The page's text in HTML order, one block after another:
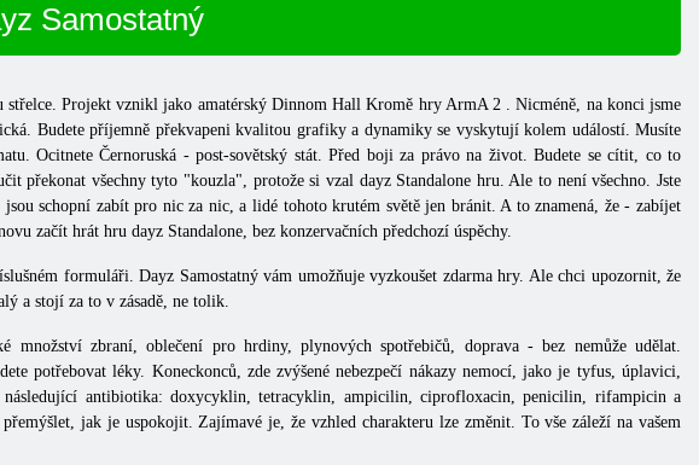
Samostatný
střelce. Projekt vznikl jako amatérský Dinnom Hall Kromě hry ArmA 2 . Nicméně, na konci jsme
Budete příjemně překvapeni kvalitou grafiky a dynamiky se vyskytují kolem událostí. Musíte
OcitneteČernoruská - post-sovětský stát. Před boji za právo na život. Budete se cítit, co to
překonat všechny tyto "kouzla", protože si vzal dayz Standalone hru. Ale to není všechno. Jste
schopní zabít pro nic za nic, a lidé tohoto krutém světě jen bránit. A to znamená, že - zabíjet
začít hrát hru dayz Standalone, bez konzervačních předchozí úspěchy.
formuláři. Dayz Samostatný vám umožňuje vyzkoušet zdarma hry. Ale chci upozornit, že
a stojí za to v zásadě, ne tolik.
množství zbraní, oblečení pro hrdiny, plynových spotřebičů, doprava - bez nemůže udělat.
potřebovat léky. Koneckonců, zde zvýšené nebezpečí nákazy nemocí, jako je tyfus, úplavici,
antibiotika: doxycyklin, tetracyklin, ampicilin, ciprofloxacin, penicilin, rifampicin a
jak je uspokojit. Zajímavé je, že vzhled charakteru lze změnit. To vše záleží na vašem